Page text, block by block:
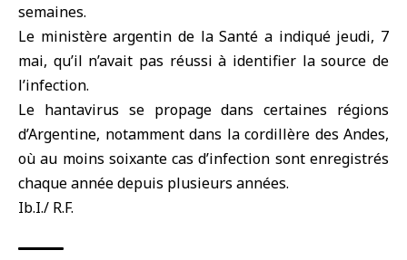
semaines.
Le ministère argentin de la Santé a indiqué jeudi, 7
mai, qu’il n’avait pas réussi à identifier la source de
l’infection.
Le hantavirus se propage dans certaines régions
d’Argentine, notamment dans la cordillère des Andes,
où au moins soixante cas d’infection sont enregistrés
chaque année depuis plusieurs années.
Ib.I./ R.F.